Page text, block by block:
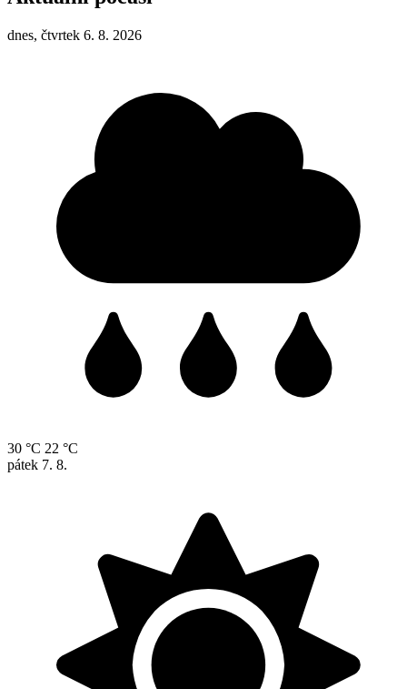
dnes, čtvrtek 6. 8. 2026
30 °C 22 °C
pátek 7. 8.